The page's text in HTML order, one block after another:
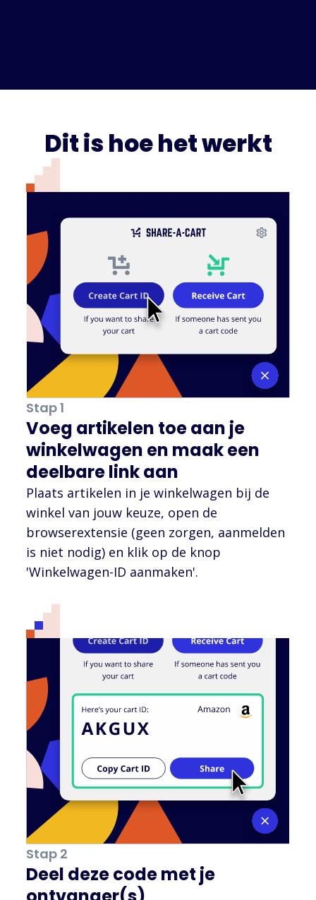
Dit is hoe het werkt
Stap 1
Voeg artikelen toe aan je
winkelwagen en maak een
deelbare link aan
Plaats artikelen in je winkelwagen bij de
winkel van jouw keuze, open de
browserextensie (geen zorgen, aanmelden
is niet nodig) en klik op de knop
'Winkelwagen-ID aanmaken'.
Stap 2
Deel deze code met je